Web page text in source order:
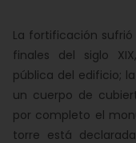
La fortificación
finales del siglo
pública del edificio;
un cuerpo de
por completo el
torre está